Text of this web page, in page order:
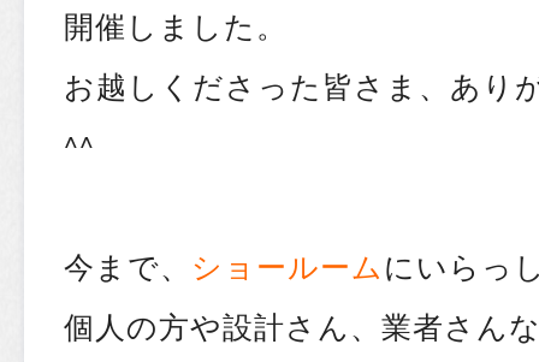
開催しました。
お越しくださった皆さま、あり
^^
今まで、 ショールームにいらっ
個人の方や設計さん、業者さん